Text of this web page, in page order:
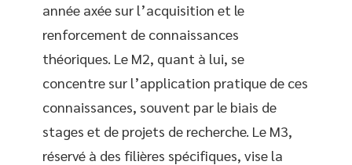
année axée sur l’acquisition et le
renforcement de connaissances
théoriques. Le M2, quant à lui, se
concentre sur l’application pratique de ces
connaissances, souvent par le biais de
stages et de projets de recherche. Le M3,
réservé à des filières spécifiques, vise la